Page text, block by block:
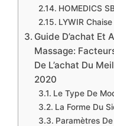
​HOMEDICS
​LYWIR
​Guide D’achat Et
Massage:
De L’achat Du
2020
Le Type De
La Forme Du
Paramètres